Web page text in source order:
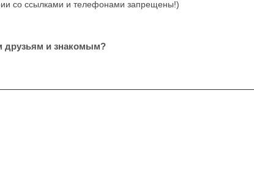
со ссылками и телефонами запрещены!)
друзьям и знакомым?